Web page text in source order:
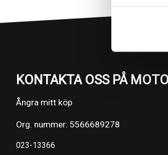
KONTAKTA OSS PÅ
Ångra mitt köp
Org. nummer: 5566689278
023-13366